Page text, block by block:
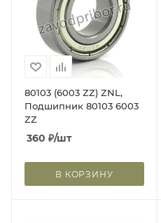
80103 (6003 ZZ) ZNL,
Подшипник 80103 6003
ZZ
360 ₽/шт
В КОРЗИНУ